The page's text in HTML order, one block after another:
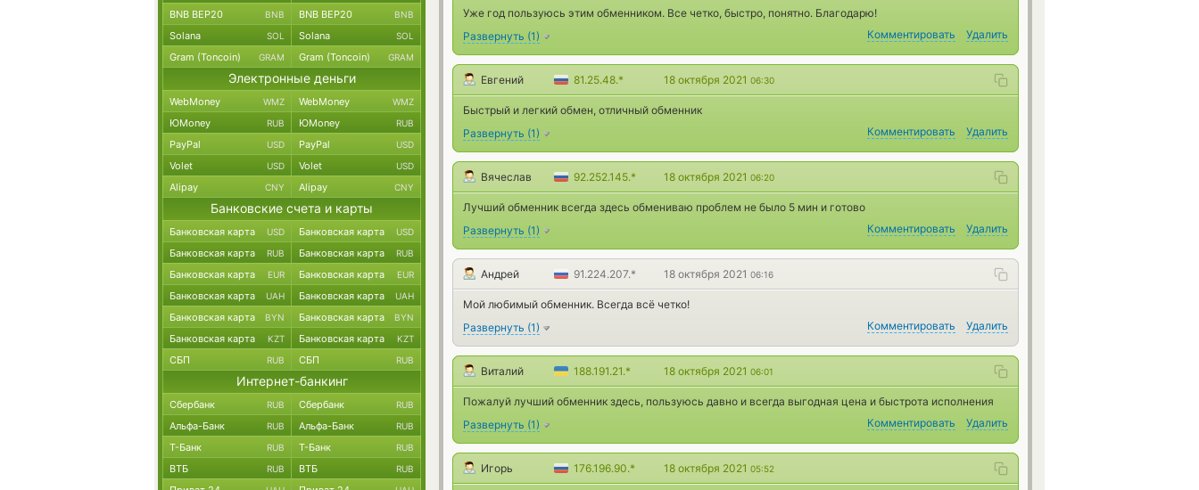
Уже год пользуюсь этим обменником. Все четко, быстро, понятно. Благодарю!
Развернуть (1) Комментировать Удалить
Евгений 81.25.48.* 18 октября 2021 06:30
Быстрый и легкий обмен, отличный обменник
Развернуть (1) Комментировать Удалить
Вячеслав 92.252.145.* 18 октября 2021 06:20
Лучший обменник всегда здесь обмениваю проблем не было 5 мин и готово
Развернуть (1) Комментировать Удалить
Андрей 91.224.207.* 18 октября 2021 06:16
Мой любимый обменник. Всегда всё четко!
Развернуть (1) Комментировать Удалить
Виталий 188.191.21.* 18 октября 2021 06:01
Пожалуй лучший обменник здесь, пользуюсь давно и всегда выгодная цена и быстрота исполнения
Развернуть (1) Комментировать Удалить
Игорь 176.196.90.* 18 октября 2021 05:52
BNB BEP20 BNB BNB BEP20 BNB
Solana SOL Solana SOL
Gram (Toncoin) GRAM Gram (Toncoin) GRAM
Электронные деньги
WebMoney WMZ WebMoney WMZ
ЮMoney RUB ЮMoney RUB
PayPal USD PayPal USD
Volet USD Volet USD
Alipay CNY Alipay CNY
Банковские счета и карты
Банковская карта USD Банковская карта USD
Банковская карта RUB Банковская карта RUB
Банковская карта EUR Банковская карта EUR
Банковская карта UAH Банковская карта UAH
Банковская карта BYN Банковская карта BYN
Банковская карта KZT Банковская карта KZT
СБП RUB СБП RUB
Интернет-банкинг
Сбербанк RUB Сбербанк RUB
Альфа-Банк RUB Альфа-Банк RUB
Т-Банк RUB Т-Банк RUB
ВТБ RUB ВТБ RUB